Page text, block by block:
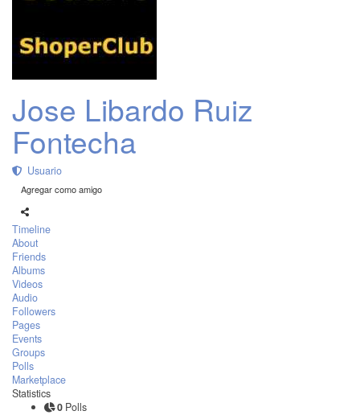
Jose Libardo Ruiz
Fontecha
Usuario
Agregar como amigo
Timeline
About
Friends
Albums
Videos
Audio
Followers
Pages
Events
Groups
Polls
Marketplace
Statistics
0 Polls